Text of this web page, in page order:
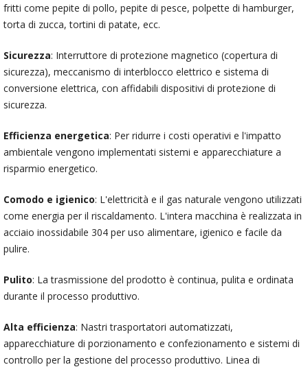
fritti come pepite di pollo, pepite di pesce, polpette di hamburger,
torta di zucca, tortini di patate, ecc.
Sicurezza: Interruttore di protezione magnetico (copertura di
sicurezza), meccanismo di interblocco elettrico e sistema di
conversione elettrica, con affidabili dispositivi di protezione di
sicurezza.
Efficienza energetica: Per ridurre i costi operativi e l'impatto
ambientale vengono implementati sistemi e apparecchiature a
risparmio energetico.
Comodo e igienico: L'elettricità e il gas naturale vengono utilizzati
come energia per il riscaldamento. L'intera macchina è realizzata in
acciaio inossidabile 304 per uso alimentare, igienico e facile da
pulire.
Pulito: La trasmissione del prodotto è continua, pulita e ordinata
durante il processo produttivo.
Alta efficienza: Nastri trasportatori automatizzati,
apparecchiature di porzionamento e confezionamento e sistemi di
controllo per la gestione del processo produttivo. Linea di